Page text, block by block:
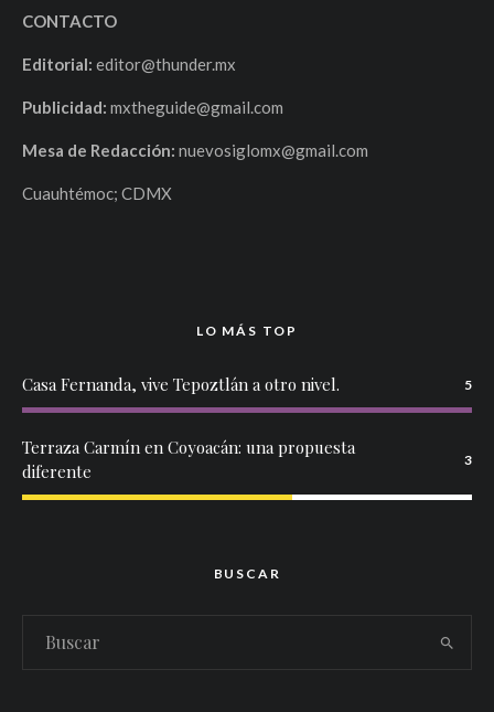
CONTACTO
Editorial: editor@thunder.mx
Publicidad: mxtheguide@gmail.com
Mesa de Redacción: nuevosiglomx@gmail.com
Cuauhtémoc; CDMX
LO MÁS TOP
Casa Fernanda, vive Tepoztlán a otro nivel. 5
Terraza Carmín en Coyoacán: una propuesta
diferente
3
BUSCAR